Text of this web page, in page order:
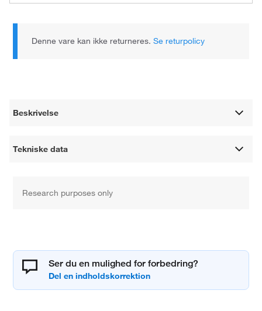
Denne vare kan ikke returneres.Se returpolicy
Beskrivelse
Tekniske data
Research purposes only
Ser du en mulighed for forbedring?